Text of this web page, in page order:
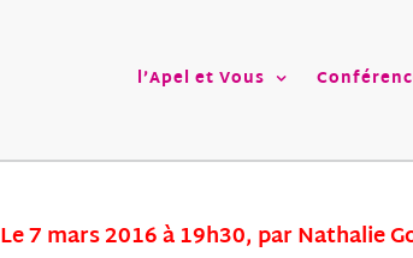
l’Apel et Vous
Le 7 mars 2016 à 19h30, par Nathalie